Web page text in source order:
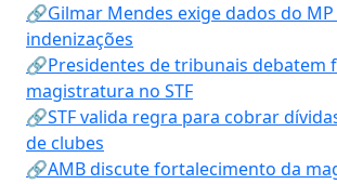
🔗Gilmar Mendes exige dados do
indenizações
🔗Presidentes de tribunais debatem
magistratura no STF
🔗STF valida regra para cobrar
de clubes
🔗AMB discute fortalecimento da